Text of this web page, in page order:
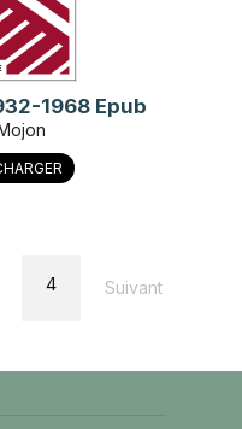
1968 Epub
4 Suivant